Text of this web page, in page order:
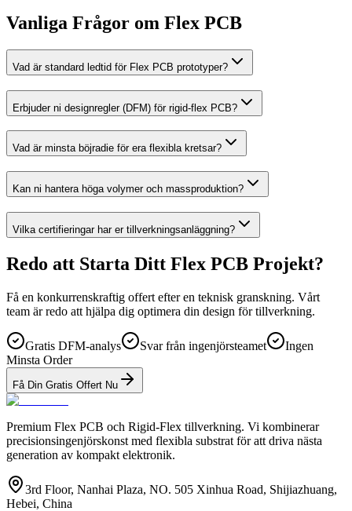
Vanliga Frågor om Flex PCB
Vad är standard ledtid för Flex PCB prototyper?
Erbjuder ni designregler (DFM) för rigid-flex PCB?
Vad är minsta böjradie för era flexibla kretsar?
Kan ni hantera höga volymer och massproduktion?
Vilka certifieringar har er tillverkningsanläggning?
Redo att Starta Ditt Flex PCB Projekt?
Få en konkurrenskraftig offert efter en teknisk granskning. Vårt
team är redo att hjälpa dig optimera din design för tillverkning.
Gratis DFM-analys Svar från ingenjörsteamet
Ingen
Minsta Order
Få Din Gratis Offert Nu
Premium Flex PCB och Rigid-Flex tillverkning. Vi kombinerar
precisionsingenjörskonst med flexibla substrat för att driva nästa
generation av kompakt elektronik.
3rd Floor, Nanhai Plaza, NO. 505 Xinhua Road, Shijiazhuang,
Hebei, China